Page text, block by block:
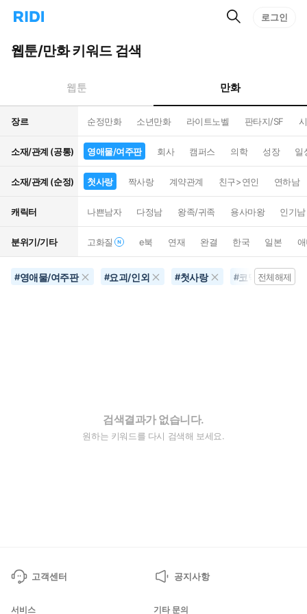
리
홈
으
턴
트
검
로그인
웹툰/만화 키워드 검색
웹툰 만화
장르 순정만화 소년만화 라이트노벨 판타지/SF
소재/관계 (공통) 영애물/여주판 회사 캠퍼스 의학 성장 일
소재/관계 (순정) 첫사랑 짝사랑 계약관계 친구>연인 연하남
캐릭터 나쁜남자 다정남 왕족/귀족 용사마왕 인기남
분위기/기타 고화질 e북 연재 완결 한국 일본
#영애물/여주판 #요괴/인외 #첫사랑 #코믹물전체해제
검색결과가 없습니다.
원하는 키워드를 다시 검색해 보세요.
고객센터 공지사항
서비스 기타 문의